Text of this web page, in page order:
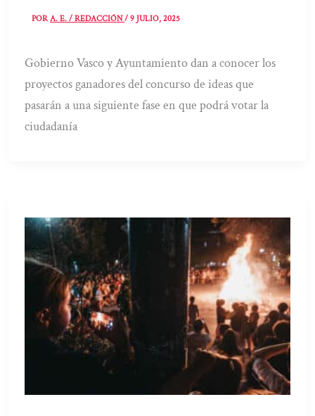
PORA. E. / REDACCIÓN/9 JULIO, 2025
Gobierno Vasco y Ayuntamiento dan a conocer los
proyectos ganadores del concurso de ideas que
pasarán a una siguiente fase en que podrá votar la
ciudadanía